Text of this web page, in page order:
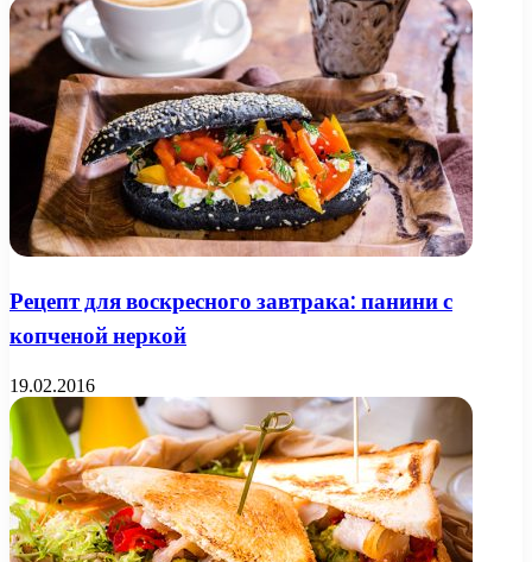
Рецепт для воскресного завтрака: панини с
копченой неркой
19.02.2016